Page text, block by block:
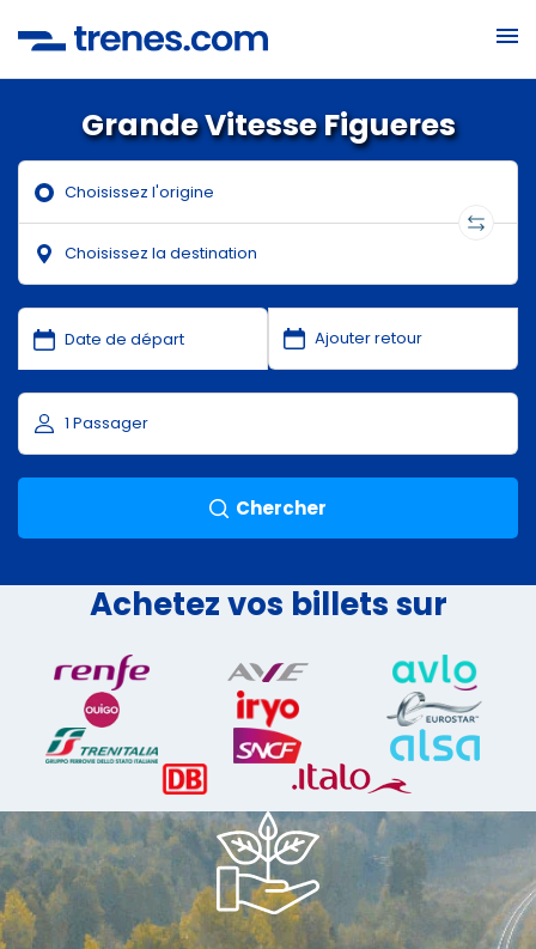
Grande Vitesse Figueres
Chercher
Achetez vos billets sur